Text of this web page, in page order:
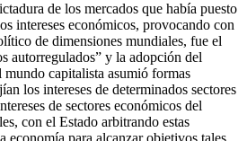
de los mercados que había puesto
intereses económicos, provocando con
de dimensiones mundiales, fue el
autorregulados” y la adopción del
capitalista asumió formas
los intereses de determinados sectores
de sectores económicos del
con el Estado arbitrando estas